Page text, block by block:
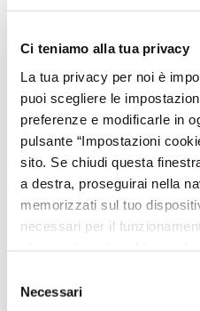
Ci teniamo alla tua privacy
La tua privacy per noi è
puoi scegliere le
preferenze e modificarle in
pulsante “Impostazioni
sito. Se chiudi questa
a destra, proseguirai nella
memorizzati sul tuo
necessari per il
delNecessari
Terme Fonte Pura
Terme Fonte Pura - Credit: